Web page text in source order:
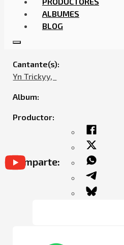
ALBUMES
BLOG
Cantante(s):
Yn Trickyy,ㅤㅤ
Album:
Productor:
Comparte: